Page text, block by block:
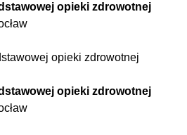
opieki zdrowotnej
opieki zdrowotnej
opieki zdrowotnej